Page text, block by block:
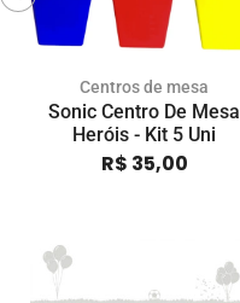
Centros de mesa
Sonic Centro De Mesa
Heróis - Kit 5 Uni
R$ 35,00